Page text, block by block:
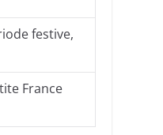
festive,
France